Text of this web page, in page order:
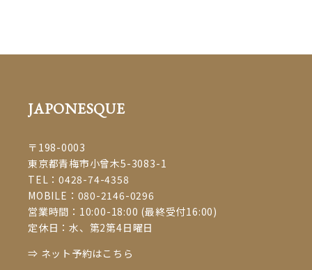
スタイル #青梅 #青梅市 #ome #飯能 #プライベートサロン #子連れok #マツ
和服 #撮影 #ヘアアレンジ #着付け #マツエク #eyelash #まつげエクステ #ボ
リュームラッシュ #beauty #まつえく #まつげえくすて #大人女子 #ママスタ
イル #青梅 #青梅市 #ome #飯能 #プライベートサロン #子連れok #マツエク
サロンjaponespue
#青梅市マツエク #青梅市マツエク #青梅市まつ
エク #青梅市前撮り #青梅市成人式
JAPONESQUE
〒198-0003
東京都青梅市小曾木5-3083-1
TEL：0428-74-4358
MOBILE： 080-2146-0296
営業時間：10:00-18:00 (最終受付16:00)
定休日：水、第2第4日曜日
⇒ ネット予約はこちら